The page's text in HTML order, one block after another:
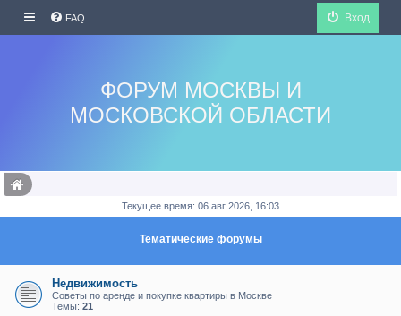
FAQ Вход
ФОРУМ МОСКВЫ И
МОСКОВСКОЙ ОБЛАСТИ
Текущее время: 06 авг 2026, 16:03
Тематические форумы
Недвижимость
Советы по аренде и покупке квартиры в Москве
Темы: 21